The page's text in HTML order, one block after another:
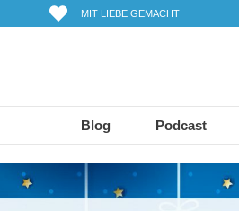
MIT LIEBE GEMACHT
Blog Podcast